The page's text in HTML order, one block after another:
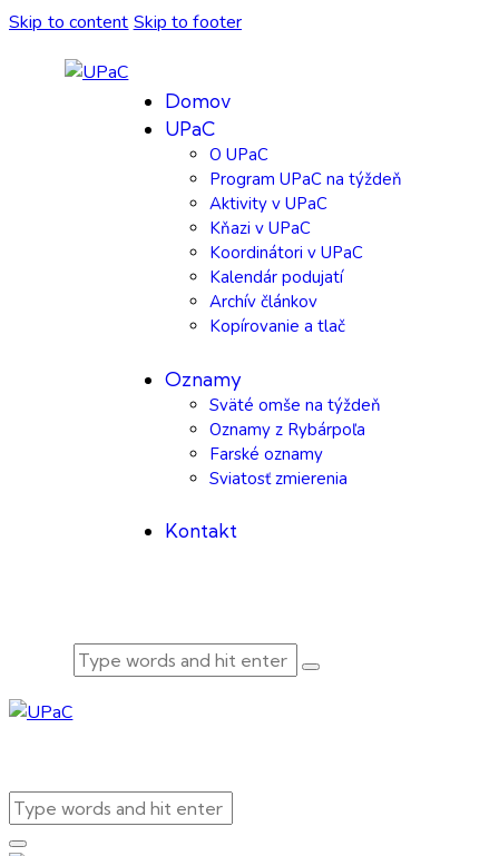
Skip to content Skip to footer
Domov
UPaC
O UPaC
Program UPaC na týždeň
Aktivity v UPaC
Kňazi v UPaC
Koordinátori v UPaC
Kalendár podujatí
Archív článkov
Kopírovanie a tlač
Oznamy
Sväté omše na týždeň
Oznamy z Rybárpoľa
Farské oznamy
Sviatosť zmierenia
Kontakt